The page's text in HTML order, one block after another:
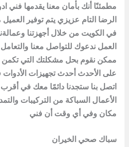
مطمئنًا أنك بأمان معنا يقدمها فني
الرضا التام عزيزي يتم توفير
في الكويت من خلال أجهزتنا
العمل ندعوك للتواصل معنا
ممكن نقوم بحل مشكلتك التي تكمن
على الأحدث أحدث تجهيزات
اتصل بنا ستجدنا دائمًا معك في
الأعمال السباكة من التركيبات
مكان وفي أي وقت أن فني
سباك صحي الخيران